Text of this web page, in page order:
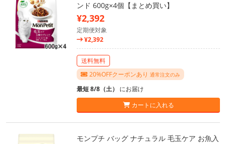
ンド 600g×4個【まとめ買い】
¥2,392
定期便対象
¥2,392
送料無料
20%OFFクーポンあり 通常注文のみ
最短 8/8（土） にお届け
カートに入れる
モンプチ バッグ ナチュラル 毛玉ケア お魚入